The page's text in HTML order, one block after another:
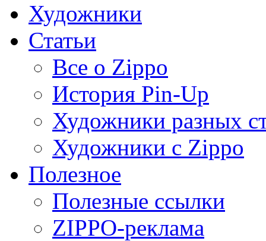
Художники
Статьи
Все о Zippo
История Pin-Up
Художники разных
Художники с Zippo
Полезное
Полезные ссылки
ZIPPO-реклама